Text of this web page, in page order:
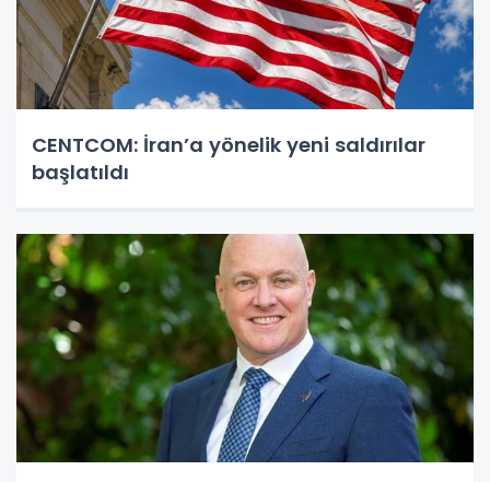
CENTCOM: İran’a yönelik yeni saldırılar
başlatıldı